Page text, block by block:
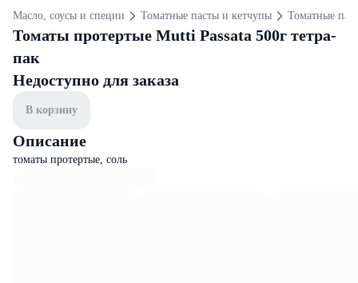
Масло, соусы и специи Томатные пасты и кетчупы Томатные
Томаты протертые Mutti Passata 500г тетра-
пак
Недоступно для заказа
В корзину
Описание
томаты протертые, соль